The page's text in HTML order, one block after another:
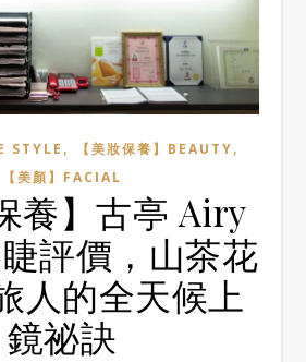
STYLE , 【美妝保養】BEAUTY,
【美顏】FACIAL
養】古亭 Airy
評價，山茶花
人的全天候上
鏡祕訣